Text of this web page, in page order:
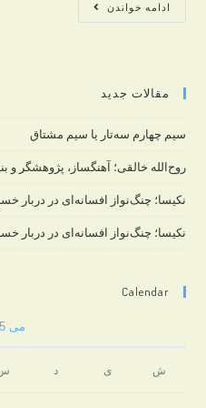
ادامه خواندن
مقالات جدید
سیم چهارم سه‌تار یا سیم مشتاق
روح‌الله خالقی؛ آهنگساز، پژوهشگر و
نکیسا؛ چنگ‌نواز افسانه‌ای در دربار
نکیسا؛ چنگ‌نواز افسانه‌ای در دربار
Calendar
می 2025
ش ی د